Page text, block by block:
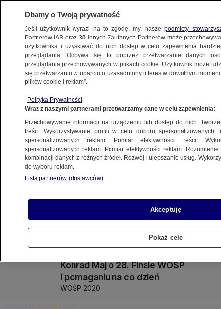
WOŚP 2020 W TVN24
WOŚP 2020. Jerzy Owsiak o 28.
Finale i problemach ochrony zdrowia
WOŚP 2020
WOŚP 2020. Jurek Owsiak
podsumował 28. Finał
WOŚP 2020
Konrad Maj o 28. Finale WOŚP
i pomaganiu na co dzień
WOŚP 2020
Dbamy o Twoją prywatność
Jeśli użytkownik wyrazi na to zgodę, my, naszepodmioty
Partnerów IAB oraz30 innych Zaufanych Partnerów może
użytkownika i uzyskiwać do nich dostęp w celu zapewnienia
przeglądania. Odbywa się to poprzez przetwarzanie danych
przeglądania przechowywanych w plikach cookie. Użytkownik może
się przetwarzaniu w oparciu o uzasadniony interes w dowolnym
plików cookie i reklam”.
Polityka Prywatności
Wraz z naszymi partnerami przetwarzamy dane w celu zapewnienia:
Przechowywanie informacji na urządzeniu lub dostęp do nich.
treści. Wykorzystywanie profili w celu doboru spersonalizowanych
spersonalizowanych reklam. Pomiar efektywności treści.
spersonalizowanych reklam. Pomiar efektywności reklam.
kombinacji danych z różnych źródeł. Rozwój i ulepszanie usług.
do wyboru reklam.
Lista partnerów (dostawców)
Akceptuję
Pokaż cele